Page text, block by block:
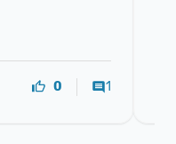
0 1